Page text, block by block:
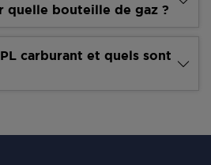
quelle bouteille de gaz ?
carburant et quels sont